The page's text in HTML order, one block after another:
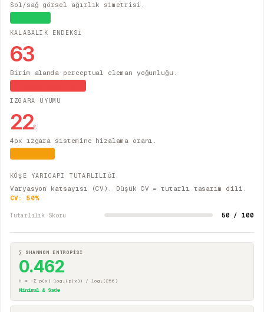
Sol/sağ görsel ağırlık simetrisi.
KALABALIK ENDEKSİ
63
Birim alanda perceptual eleman yoğunluğu.
IZGARA UYUMU
22%
4px ızgara sistemine hizalama oranı.
KÖŞE YARICAPI TUTARLILIĞI
Varyasyon katsayısı (CV). Düşük CV = tutarlı tasarım dili.
CV: 50%
Tutarlılık Skoru 50 / 100
∑ SHANNON ENTROPİSİ
0.462
H = −Σ p(x)·log₂(p(x)) / log₂(256)
Minimal & Sade